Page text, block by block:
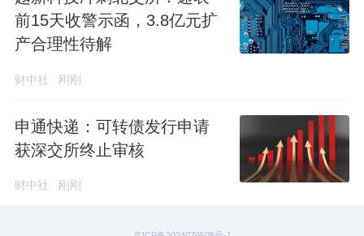
前15天收警示函，3.8亿元扩
产合理性待解
财中社 刚刚
申通快递：可转债发行申请
获深交所终止审核
财中社 刚刚